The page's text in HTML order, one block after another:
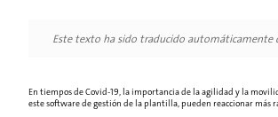
Este texto ha sido traducido automáticamente
En tiempos de Covid-19, la importancia de la agilidad y la
este software de gestión de la plantilla, pueden reaccionar más